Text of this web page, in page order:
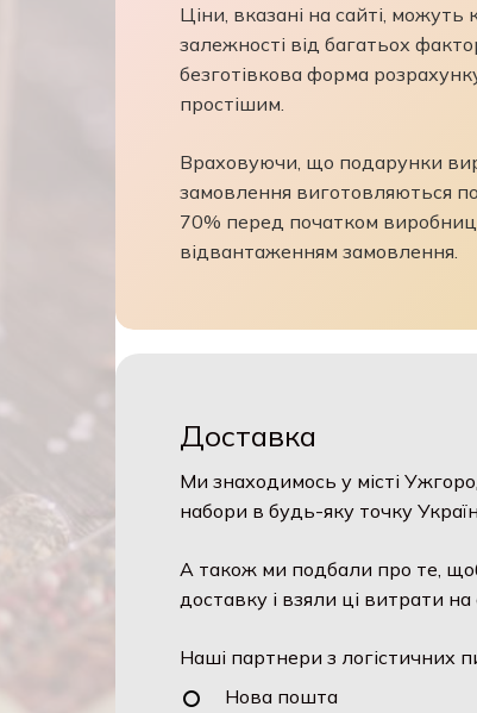
Ціни, вказані на сайті,
залежності від багатьох
безготівкова форма
простішим.
Враховуючи, що подарунки
замовлення виготовляються
70% перед початком
відвантаженням замовлення.
Доставка
Ми знаходимось у місті
набори в будь-яку точку
А також ми подбали про те,
доставку і взяли ці витрати на
Наші партнери з логістичних
Нова пошта